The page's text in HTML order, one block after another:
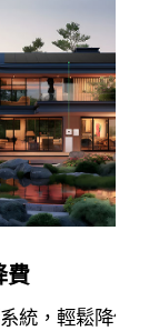
溫守護，
極